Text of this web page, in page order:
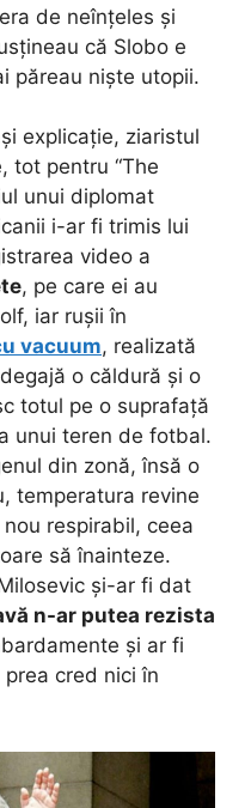
de neînțeles și
că Slobo e
păreau niște utopii.
explicație, ziaristul
tot pentru “The
unui diplomat
i-ar fi trimis lui
video a
, pe care ei au
iar rușii în
vacuum, realizată
o căldură și o
totul pe o suprafață
unui teren de fotbal.
din zonă, însă o
temperatura revine
respirabil, ceea
să înainteze.
și-ar fi dat
n-ar putea rezista
și ar fi
cred nici în